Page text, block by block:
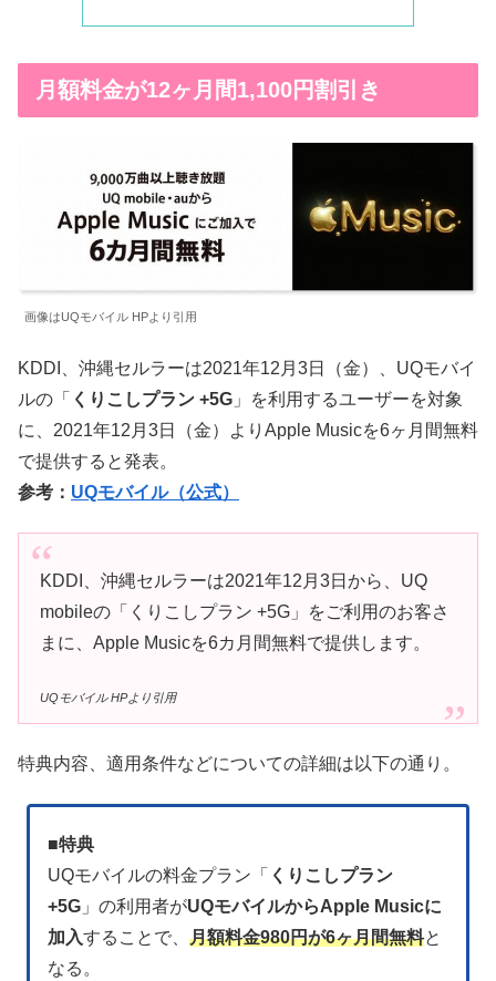
月額料金が12ヶ月間1,100円割引き
画像はUQモバイル HPより引用
KDDI、沖縄セルラーは2021年12月3日（金）、UQモバイ
ルの「 くりこしプラン +5G 」を利用するユーザーを対象
に、2021年12月3日（金）よりApple Musicを6ヶ月間無料
で提供すると発表。
参考： UQモバイル（公式）
KDDI、沖縄セルラーは2021年12月3日から、UQ
mobileの「くりこしプラン +5G」をご利用のお客さ
まに、Apple Musicを6カ月間無料で提供します。
UQモバイル HPより引用
特典内容、適用条件などについての詳細は以下の通り。
■特典
UQモバイルの料金プラン「 くりこしプラン
+5G 」の利用者がUQモバイルからApple Musicに
加入することで、月額料金980円が6ヶ月間無料と
なる。